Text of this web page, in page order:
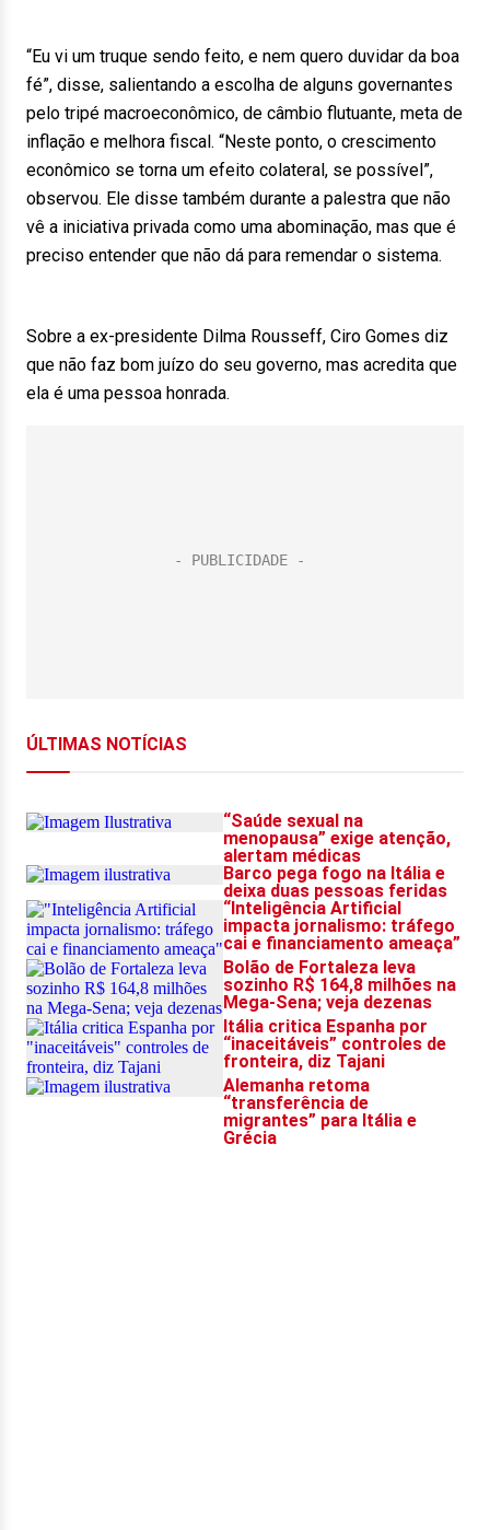
“Eu vi um truque sendo feito, e nem quero duvidar da boa
fé”, disse, salientando a escolha de alguns governantes
pelo tripé macroeconômico, de câmbio flutuante, meta de
inflação e melhora fiscal. “Neste ponto, o crescimento
econômico se torna um efeito colateral, se possível”,
observou. Ele disse também durante a palestra que não
vê a iniciativa privada como uma abominação, mas que é
preciso entender que não dá para remendar o sistema.
Sobre a ex-presidente Dilma Rousseff, Ciro Gomes diz
que não faz bom juízo do seu governo, mas acredita que
ela é uma pessoa honrada.